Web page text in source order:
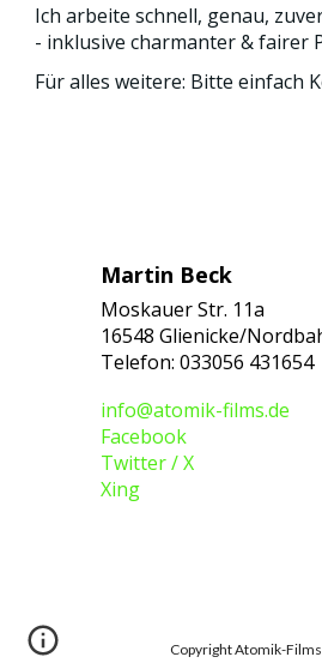
Ich arbeite schnell, genau,
- inklusive charmanter & fairer
Für alles weitere: Bitte einfach
Martin Beck
Moskauer Str. 11a
16548 Glienicke/
Telefon: 033056 431654
info@atomik-films.de
Facebook
Twitter / X
Xing
Copyright Atomik-